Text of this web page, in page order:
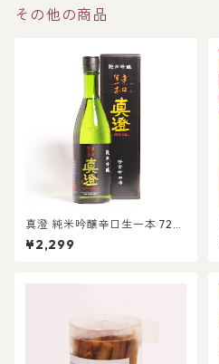
その他の商品
真澄 純米吟醸辛口生一本 720
ml箱入
¥2,299